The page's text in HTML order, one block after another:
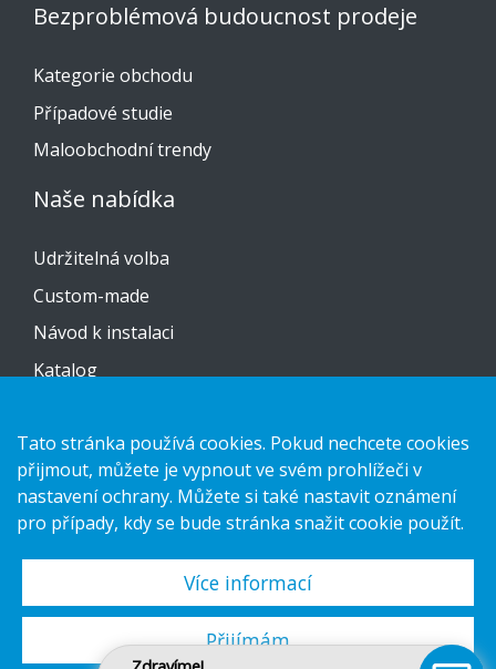
Bezproblémová budoucnost prodeje
Kategorie obchodu
Případové studie
Maloobchodní trendy
Naše nabídka
Udržitelná volba
Custom-made
Návod k instalaci
Katalog
Prohlášení o ochraně osobních údajů
Cookies
Copyright 2026 HL Display AB. All rights reserved.
Tato stránka používá cookies. Pokud nechcete cookies
přijmout, můžete je vypnout ve svém prohlížeči v
nastavení ochrany. Můžete si také nastavit oznámení
pro případy, kdy se bude stránka snažit cookie použít.
Více informací
Přijímám